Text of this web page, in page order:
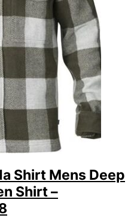
Shirt Mens Deep
Shirt –